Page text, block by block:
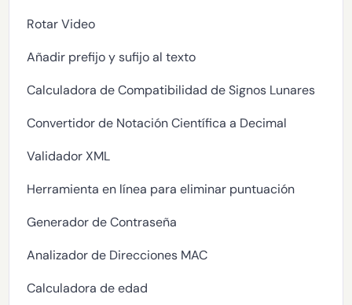
Rotar Video
Añadir prefijo y sufijo al texto
Calculadora de Compatibilidad de Signos Lunares
Convertidor de Notación Científica a Decimal
Validador XML
Herramienta en línea para eliminar puntuación
Generador de Contraseña
Analizador de Direcciones MAC
Calculadora de edad